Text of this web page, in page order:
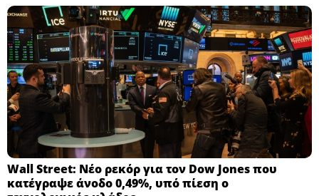
Wall Street: Νέο ρεκόρ για τον Dow Jones που
κατέγραψε άνοδο 0,49%, υπό πίεση ο